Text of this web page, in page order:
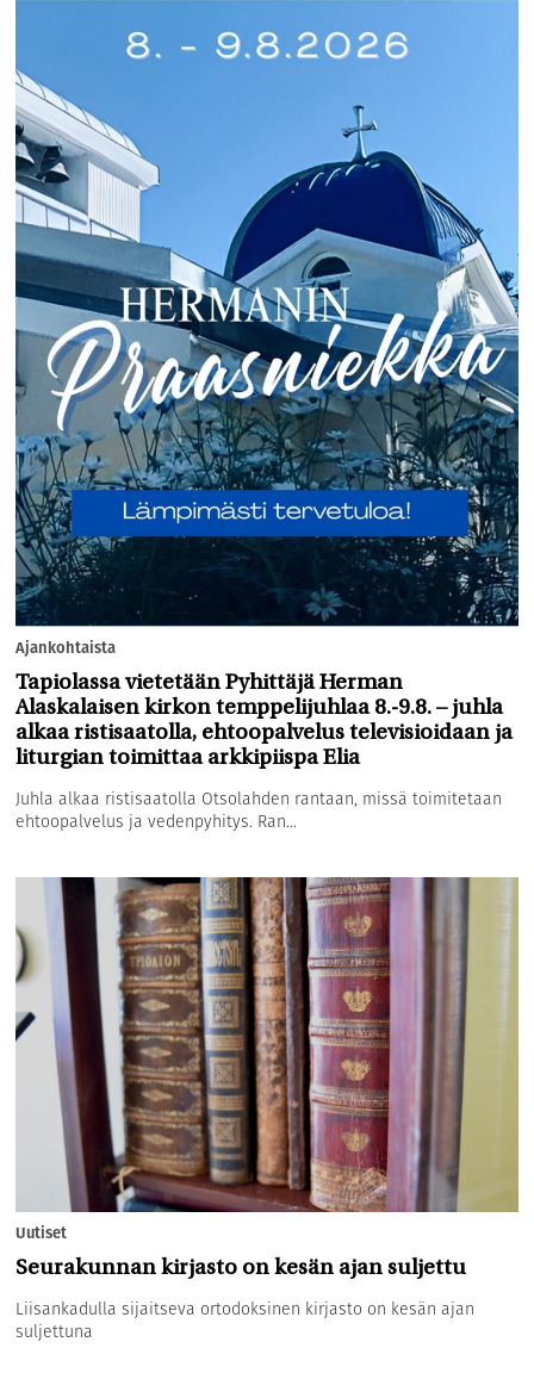
Ajankohtaista
Tapiolassa vietetään Pyhittäjä Herman
Alaskalaisen kirkon temppelijuhlaa 8.-9.8. – juhla
alkaa ristisaatolla, ehtoopalvelus televisioidaan ja
liturgian toimittaa arkkipiispa Elia
Juhla alkaa ristisaatolla Otsolahden rantaan, missä toimitetaan
ehtoopalvelus ja vedenpyhitys. Ran...
Uutiset
Seurakunnan kirjasto on kesän ajan suljettu
Liisankadulla sijaitseva ortodoksinen kirjasto on kesän ajan
suljettuna